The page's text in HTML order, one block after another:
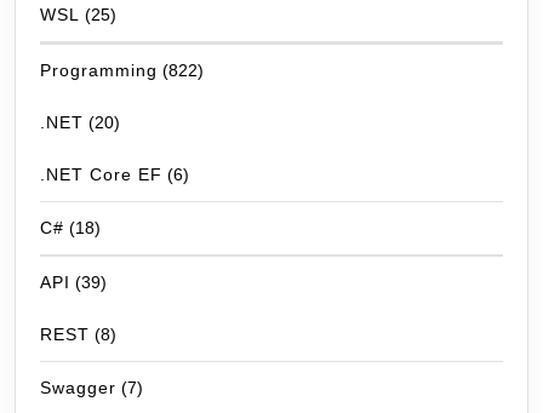
WSL (25)
Programming (822)
.NET (20)
.NET Core EF (6)
C# (18)
API (39)
REST (8)
Swagger (7)